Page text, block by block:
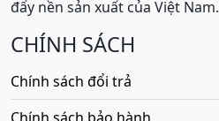
đẩy nền sản xuất của Việt Nam.
CHÍNH SÁCH
Chính sách đổi trả